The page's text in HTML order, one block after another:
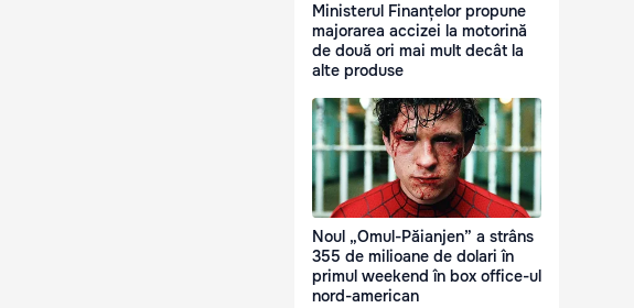
Ministerul Finanțelor propune
majorarea accizei la motorină
de două ori mai mult decât la
alte produse
Noul „Omul-Păianjen” a strâns
355 de milioane de dolari în
primul weekend în box office-ul
nord-american